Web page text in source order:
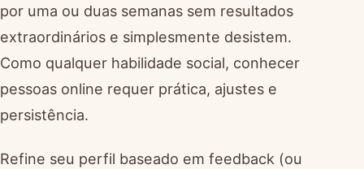
por uma ou duas semanas sem resultados
extraordinários e simplesmente desistem.
Como qualquer habilidade social, conhecer
pessoas online requer prática, ajustes e
persistência.
Refine seu perfil baseado em feedback (ou